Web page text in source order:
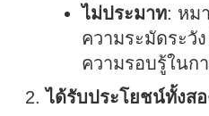
ไม่ประมาท: หม
ความระมัดระ
ความรอบรู้ในก
ได้รับประโยชน์ทั้งสอ